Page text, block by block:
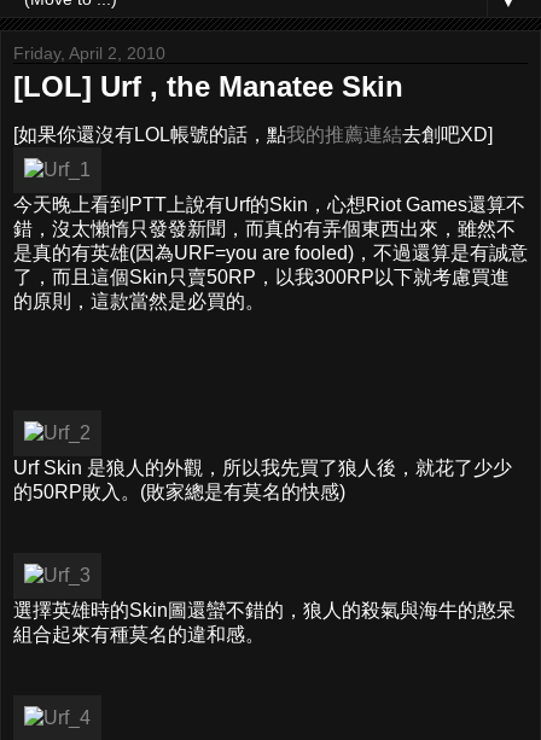
Friday, April 2, 2010
[LOL] Urf , the Manatee Skin
[如果你還沒有LOL帳號的話，點我的推薦連結去創吧XD]
今天晚上看到PTT上說有Urf的Skin，心想Riot Games還算不
錯，沒太懶惰只發發新聞，而真的有弄個東西出來，雖然不
是真的有英雄(因為URF=you are fooled)，不過還算是有誠意
了，而且這個Skin只賣50RP，以我300RP以下就考慮買進
的原則，這款當然是必買的。
Urf Skin 是狼人的外觀，所以我先買了狼人後，就花了少少
的50RP敗入。(敗家總是有莫名的快感)
選擇英雄時的Skin圖還蠻不錯的，狼人的殺氣與海牛的憨呆
組合起來有種莫名的違和感。